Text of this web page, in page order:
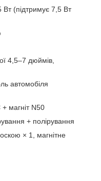
(підтримує 7,5 Вт
4,5–7 дюймів,
автомобіля
магніт N50
+ полірування
× 1, магнітне